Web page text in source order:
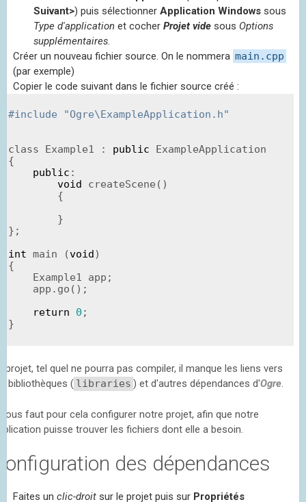
Suivant>) puis sélectionnerApplication Windows sous
Type d'application et cocherProjet vide sous Options
supplémentaires.
Créer un nouveau fichier source. On le nommera main.cpp
(par exemple)
Copier le code suivant dans le fichier source créé :
#include "Ogre\ExampleApplication.h"
class Example1 : public ExampleApplication
{
public :
void
createScene ()
};
int main (void )
{
return
0 ;
}
projet, tel quel ne pourra pas compiler, il manque les liens vers
bibliothèques ( libraries ) et d'autres dépendances d'Ogre.
faut pour cela configurer notre projet, afin que notre
puisse trouver les fichiers dont elle a besoin.
des dépendances
Faites unclic-droit sur le projet puis sur Propriétés